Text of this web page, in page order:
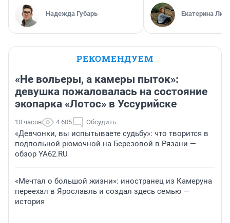
Надежда Губарь Екатерина
РЕКОМЕНДУЕМ
«Не вольеры, а камеры пыток»:
девушка пожаловалась на состояние
экопарка «Лотос» в Уссурийске
10 часов 4 605 Обсудить
«Девчонки, вы испытываете судьбу»: что творится в
подпольной рюмочной на Березовой в Рязани —
обзор YA62.RU
«Мечтал о большой жизни»: иностранец из Камеруна
переехал в Ярославль и создал здесь семью —
история